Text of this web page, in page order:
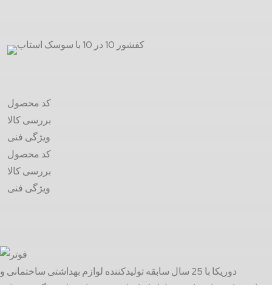
کد محصول
بررسی کالا
ویژگی فنی
کد محصول
بررسی کالا
ویژگی فنی
دوریکا با 25 سال سابقه تولیدکننده لوازم بهداشتی ساختمانی و